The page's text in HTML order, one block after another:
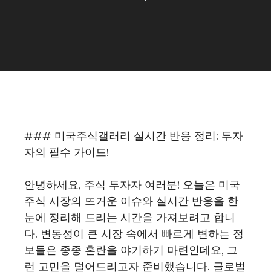
### 미국주식갤러리 실시간 반응 정리: 투자
자의 필수 가이드!
안녕하세요, 주식 투자자 여러분! 오늘은 미국
주식 시장의 뜨거운 이슈와 실시간 반응을 한
눈에 정리해 드리는 시간을 가져보려고 합니
다. 변동성이 큰 시장 속에서 빠르게 변하는 정
보들은 종종 혼란을 야기하기 마련인데요, 그
런 고민을 덜어드리고자 준비했습니다. 글로벌